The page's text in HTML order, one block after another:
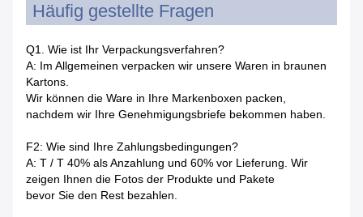
Häufig gestellte Fragen
Q1. Wie ist Ihr Verpackungsverfahren?
A: Im Allgemeinen verpacken wir unsere Waren in braunen
Kartons.
Wir können die Ware in Ihre Markenboxen packen,
nachdem wir Ihre Genehmigungsbriefe bekommen haben.
F2: Wie sind Ihre Zahlungsbedingungen?
A: T / T 40% als Anzahlung und 60% vor Lieferung. Wir
zeigen Ihnen die Fotos der Produkte und Pakete
bevor Sie den Rest bezahlen.